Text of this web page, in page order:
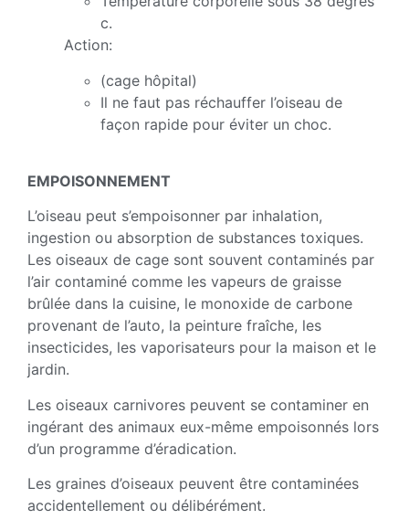
c.
Action:
(cage hôpital)
Il ne faut pas réchauffer l’oiseau de
façon rapide pour éviter un choc.
EMPOISONNEMENT
L’oiseau peut s’empoisonner par inhalation,
ingestion ou absorption de substances toxiques.
Les oiseaux de cage sont souvent contaminés par
l’air contaminé comme les vapeurs de graisse
brûlée dans la cuisine, le monoxide de carbone
provenant de l’auto, la peinture fraîche, les
insecticides, les vaporisateurs pour la maison et le
jardin.
Les oiseaux carnivores peuvent se contaminer en
ingérant des animaux eux-même empoisonnés lors
d’un programme d’éradication.
Les graines d’oiseaux peuvent être contaminées
accidentellement ou délibérément.